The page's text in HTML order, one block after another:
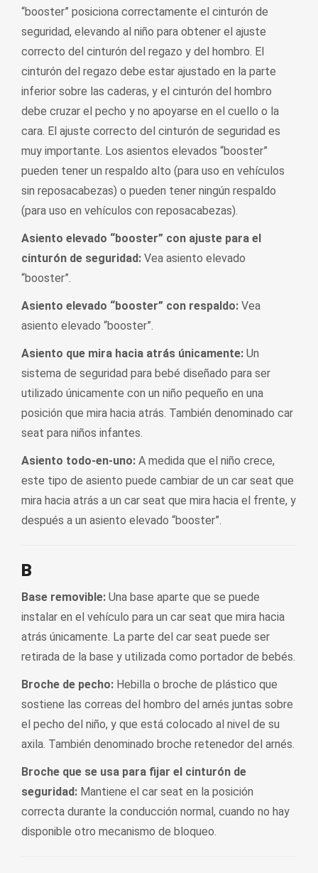
“booster” posiciona correctamente el cinturón de
seguridad, elevando al niño para obtener el ajuste
correcto del cinturón del regazo y del hombro. El
cinturón del regazo debe estar ajustado en la parte
inferior sobre las caderas, y el cinturón del hombro
debe cruzar el pecho y no apoyarse en el cuello o la
cara. El ajuste correcto del cinturón de seguridad es
muy importante. Los asientos elevados “booster”
pueden tener un respaldo alto (para uso en vehículos
sin reposacabezas) o pueden tener ningún respaldo
(para uso en vehículos con reposacabezas).
Asiento elevado “booster” con ajuste para el
cinturón de seguridad: Vea asiento elevado
“booster”.
Asiento elevado “booster” con respaldo: Vea
asiento elevado “booster”.
Asiento que mira hacia atrás únicamente: Un
sistema de seguridad para bebé diseñado para ser
utilizado únicamente con un niño pequeño en una
posición que mira hacia atrás. También denominado car
seat para niños infantes.
Asiento todo-en-uno: A medida que el niño crece,
este tipo de asiento puede cambiar de un car seat que
mira hacia atrás a un car seat que mira hacia el frente, y
después a un asiento elevado “booster”.
B
Base removible: Una base aparte que se puede
instalar en el vehículo para un car seat que mira hacia
atrás únicamente. La parte del car seat puede ser
retirada de la base y utilizada como portador de bebés.
Broche de pecho: Hebilla o broche de plástico que
sostiene las correas del hombro del arnés juntas sobre
el pecho del niño, y que está colocado al nivel de su
axila. También denominado broche retenedor del arnés.
Broche que se usa para fijar el cinturón de
seguridad: Mantiene el car seat en la posición
correcta durante la conducción normal, cuando no hay
disponible otro mecanismo de bloqueo.